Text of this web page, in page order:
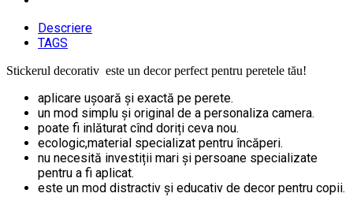
Descriere
TAGS
Stickerul decorativ este un decor perfect pentru peretele tău!
aplicare ușoară și exactă pe perete.
un mod simplu și original de a personaliza camera.
poate fi inlăturat cînd doriți ceva nou.
ecologic,material specializat pentru încăperi.
nu necesită investiții mari și persoane specializate
pentru a fi aplicat.
este un mod distractiv și educativ de decor pentru copii.